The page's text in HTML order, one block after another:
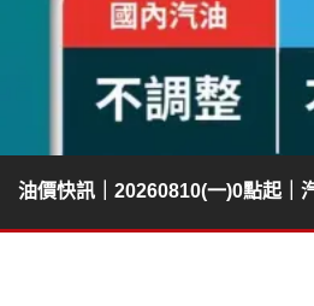
油價快訊｜20260810(一)0點起｜